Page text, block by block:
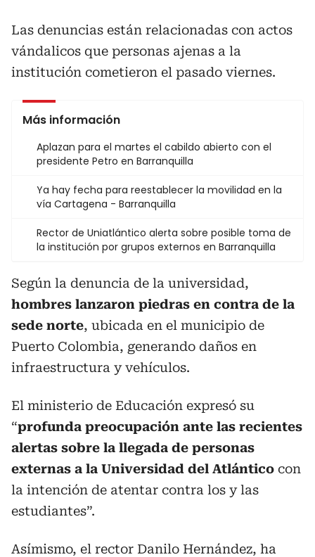
Las denuncias están relacionadas con actos
vándalicos que personas ajenas a la
institución cometieron el pasado viernes.
Más información
Aplazan para el martes el cabildo abierto con el
presidente Petro en Barranquilla
Ya hay fecha para reestablecer la movilidad en la
vía Cartagena - Barranquilla
Rector de Uniatlántico alerta sobre posible toma de
la institución por grupos externos en Barranquilla
Según la denuncia de la universidad,
hombres lanzaron piedras en contra de la
sede norte, ubicada en el municipio de
Puerto Colombia, generando daños en
infraestructura y vehículos.
El ministerio de Educación expresó su
“profunda preocupación ante las recientes
alertas sobre la llegada de personas
externas a la Universidad del Atlántico con
la intención de atentar contra los y las
estudiantes”.
Asímismo, el rector Danilo Hernández, ha